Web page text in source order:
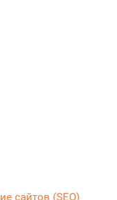
сайтов (SEO)